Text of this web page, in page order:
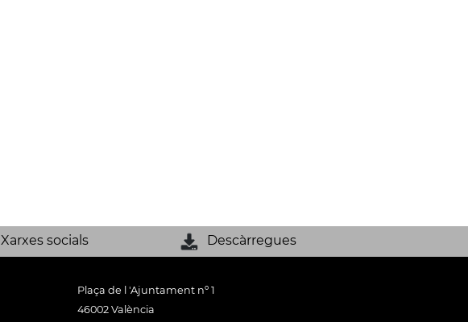
Xarxes socials Descàrregues
Plaça de l 'Ajuntament nº 1
46002 València